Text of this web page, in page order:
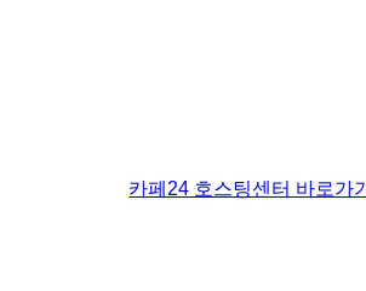
카페24 호스팅센터 바로가기